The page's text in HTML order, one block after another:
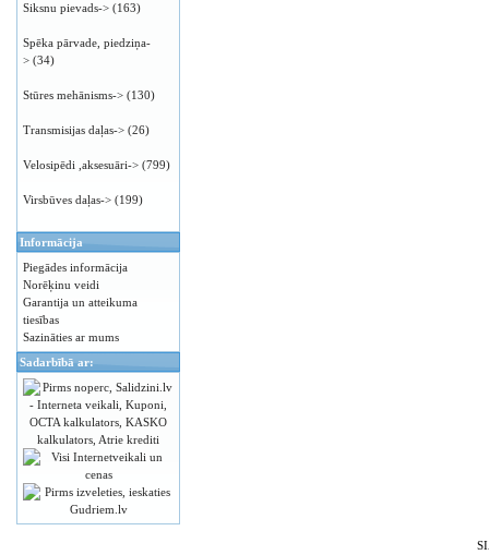
Siksnu pievads-> (163)
Spēka pārvade, piedziņa-
> (34)
Stūres mehānisms-> (130)
Transmisijas daļas-> (26)
Velosipēdi ,aksesuāri-> (799)
Virsbūves daļas-> (199)
Informācija
Piegādes informācija
Norēķinu veidi
Garantija un atteikuma
tiesības
Sazināties ar mums
Sadarbībā ar: